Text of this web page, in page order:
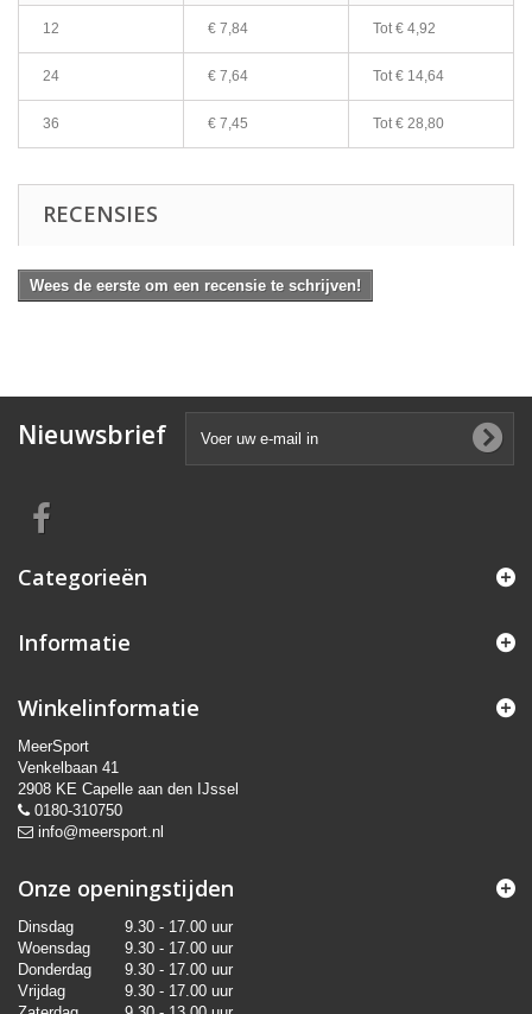
12 € 7,84 Tot€ 4,92
24 € 7,64 Tot€ 14,64
36 € 7,45 Tot€ 28,80
RECENSIES
Wees de eerste om een recensie te schrijven!
Nieuwsbrief
Categorieën
Informatie
Winkelinformatie
MeerSport
Venkelbaan 41
2908 KE Capelle aan den IJssel
0180-310750
info@meersport.nl
Onze openingstijden
Dinsdag
9.30 - 17.00 uur
Woensdag
9.30 - 17.00 uur
Donderdag
9.30 - 17.00 uur
Vrijdag
9.30 - 17.00 uur